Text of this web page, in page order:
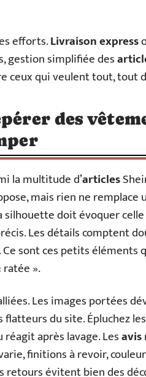
efforts.Livraison express
gestion simplifiée des
ceux qui veulent tout, tout
des
la multitude d’articles
mais rien ne remplace
silhouette doit évoquer
Les détails comptent
Ce sont ces petits éléments
ratée ».
Les images portées
du site. Épluchez
après lavage. Lesavis
finitions à revoir,
retours évitent bien des